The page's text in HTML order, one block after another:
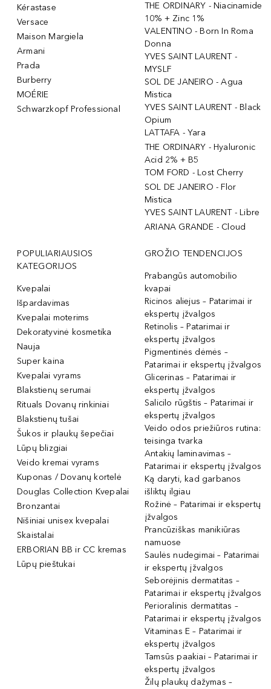
Kérastase
Versace
Maison Margiela
Armani
Prada
Burberry
MOÉRIE
Schwarzkopf Professional
THE ORDINARY - Niacinamide
10% + Zinc 1%
VALENTINO - Born In Roma
Donna
YVES SAINT LAURENT -
MYSLF
SOL DE JANEIRO - Agua
Mistica
YVES SAINT LAURENT - Black
Opium
LATTAFA - Yara
THE ORDINARY - Hyaluronic
Acid 2% + B5
TOM FORD - Lost Cherry
SOL DE JANEIRO - Flor
Mistica
YVES SAINT LAURENT - Libre
ARIANA GRANDE - Cloud
POPULIARIAUSIOS
KATEGORIJOS
Kvepalai
Išpardavimas
Kvepalai moterims
Dekoratyvinė kosmetika
Nauja
Super kaina
Kvepalai vyrams
Blakstienų serumai
Rituals Dovanų rinkiniai
Blakstienų tušai
Šukos ir plaukų šepečiai
Lūpų blizgiai
Veido kremai vyrams
Kuponas / Dovanų kortelė
Douglas Collection Kvepalai
Bronzantai
Nišiniai unisex kvepalai
Skaistalai
ERBORIAN BB ir CC kremas
Lūpų pieštukai
GROŽIO TENDENCIJOS
Prabangūs automobilio
kvapai
Ricinos aliejus – Patarimai ir
ekspertų įžvalgos
Retinolis – Patarimai ir
ekspertų įžvalgos
Pigmentinės dėmės –
Patarimai ir ekspertų įžvalgos
Glicerinas – Patarimai ir
ekspertų įžvalgos
Salicilo rūgštis – Patarimai ir
ekspertų įžvalgos
Veido odos priežiūros rutina:
teisinga tvarka
Antakių laminavimas –
Patarimai ir ekspertų įžvalgos
Ką daryti, kad garbanos
išliktų ilgiau
Rožinė – Patarimai ir ekspertų
įžvalgos
Prancūziškas manikiūras
namuose
Saulės nudegimai – Patarimai
ir ekspertų įžvalgos
Seborėjinis dermatitas –
Patarimai ir ekspertų įžvalgos
Perioralinis dermatitas –
Patarimai ir ekspertų įžvalgos
Vitaminas E – Patarimai ir
ekspertų įžvalgos
Tamsūs paakiai – Patarimai ir
ekspertų įžvalgos
Žilų plaukų dažymas –